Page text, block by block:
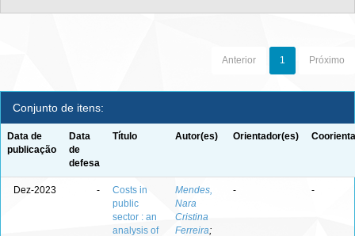
Anterior 1 Próximo
Conjunto de itens:
Data de
publicação
Data
de
defesa
Título Autor(es) Orientador(es)
Dez-2023 -
Costs in
public
sector : an
analysis of
Mendes,
Nara
Cristina
Ferreira;
- -